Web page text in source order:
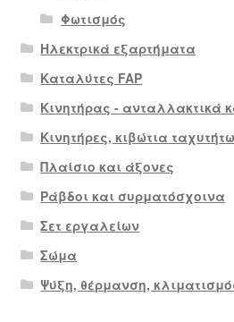
Φωτισμός
Ηλεκτρικά εξαρτήματα
Καταλύτες FAP
Κινητήρας - ανταλλακτικά
Κινητήρες, κιβώτια
Πλαίσιο και άξονες
Ράβδοι και συρματόσχοινα
Σετ εργαλείων
Σώμα
Ψύξη, θέρμανση,